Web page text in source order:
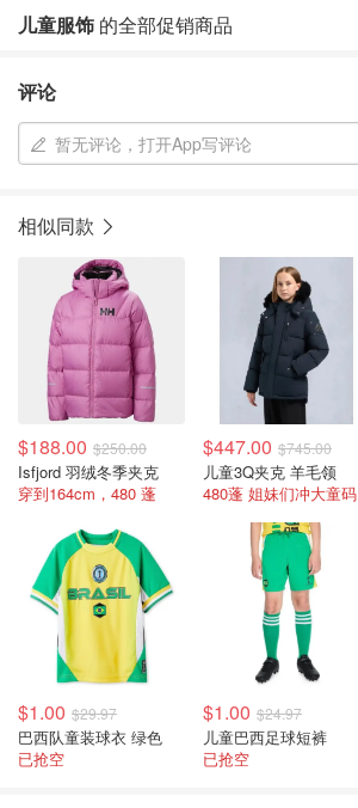
儿童服饰 的全部促销商品
评论
暂无评论，打开App写评论
相似同款
$188.00 $250.00
Isfjord 羽绒冬季夹克
穿到164cm，480 蓬
$447.00 $745.00
儿童3Q夹克 羊毛领
480蓬 姐妹们冲大童码
$1.00 $29.97
巴西队童装球衣 绿色
已抢空
$1.00 $24.97
儿童巴西足球短裤
已抢空